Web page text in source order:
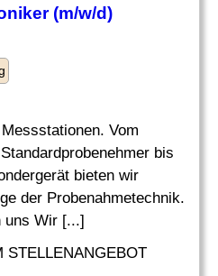
(m/w/d)
Vom
bis
bieten wir
der Probenahmetechnik.
uns Wir [...]
STELLENANGEBOT